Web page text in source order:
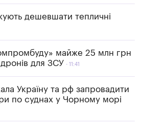
дешевшати тепличні
майже 25 млн грн
для ЗСУ
11:41
Україну та рф запровадити
по суднах у Чорному морі